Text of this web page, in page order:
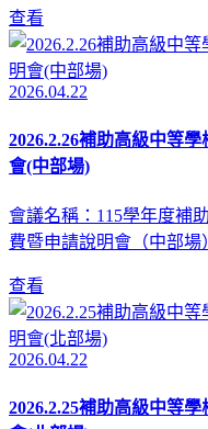
查看
2026.04.22
2026.2.26補助高級中等
會(中部場)
會議名稱：115學年度補
費暨申請說明會（中部場
查看
2026.04.22
2026.2.25補助高級中等